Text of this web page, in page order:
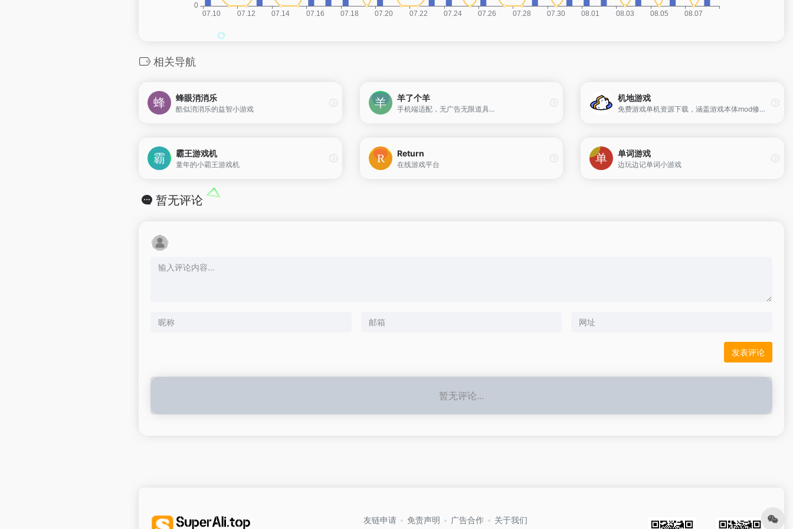
相关导航
蜂眼消消乐
酷似消消乐的益智小游戏
羊了个羊
手机端适配，无广告无限道具...
机地游戏
免费游戏单机资源下载，涵盖游戏本体mod修改器等丰富资源，每日更新海量资源
霸王游戏机
童年的小霸王游戏机
Return
在线游戏平台
单词游戏
边玩边记单词小游戏
暂无评论
暂无评论...
友链申请 免责声明 广告合作 关于我们